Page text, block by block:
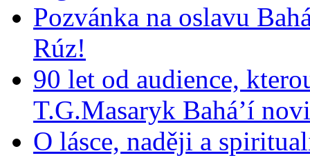
Pozvánka na oslavu
Rúz!
90 let od audience,
T.G.Masaryk Bahá’í
O lásce, naději a